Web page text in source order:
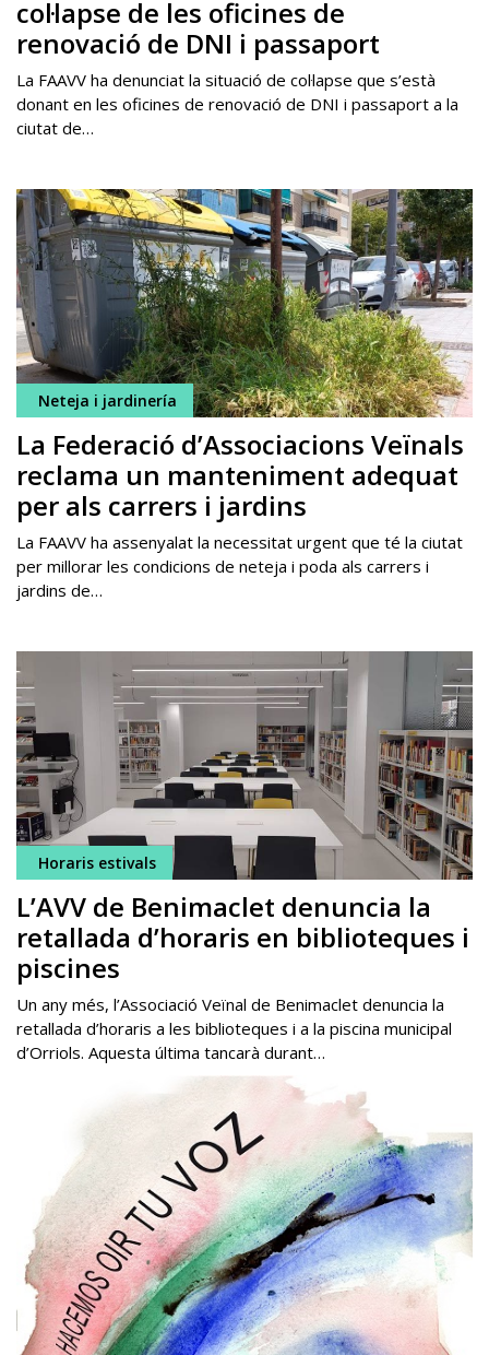
col·lapse de les oficines de
renovació de DNI i passaport
La FAAVV ha denunciat la situació de col·lapse que s’està
donant en les oficines de renovació de DNI i passaport a la
ciutat de…
Neteja i jardinería
La Federació d’Associacions Veïnals
reclama un manteniment adequat
per als carrers i jardins
La FAAVV ha assenyalat la necessitat urgent que té la ciutat
per millorar les condicions de neteja i poda als carrers i
jardins de…
Horaris estivals
L’AVV de Benimaclet denuncia la
retallada d’horaris en biblioteques i
piscines
Un any més, l’Associació Veïnal de Benimaclet denuncia la
retallada d’horaris a les biblioteques i a la piscina municipal
d’Orriols. Aquesta última tancarà durant…